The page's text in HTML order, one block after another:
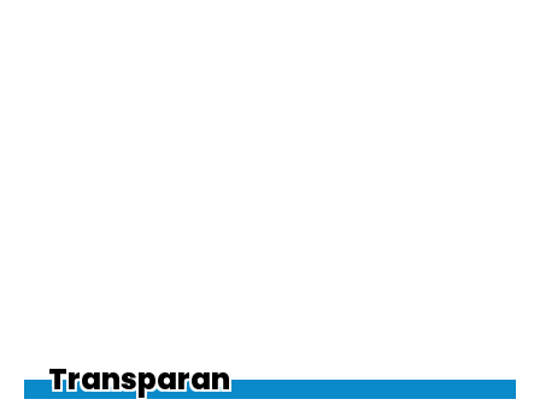
Transparan